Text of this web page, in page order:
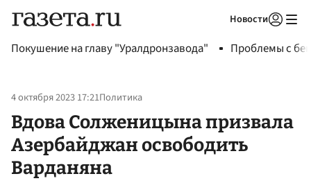
Новости
Покушение на главу "Уралдронзавода" Проблемы с
4 октября 2023 17:21Политика
Вдова Солженицына призвала
Азербайджан освободить
Варданяна